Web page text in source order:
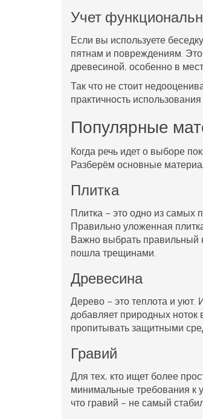
Учет
Если вы используете
пятнам и повреждениям. Это
древесиной, особенно в
Так что не стоит
практичность
Популярные
Когда речь идет о выборе
Разберём основные
Плитка
Плитка – это одно из самых
Правильно уложенная
Важно выбрать правильный
пошла трещинами.
Древесина
Дерево – это теплота и уют.
добавляет природных ноток
пропитывать защитными
Гравий
Для тех, кто ищет более
минимальные требования к
что гравий – не самый